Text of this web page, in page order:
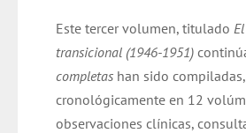
era:
$ 32.000.
es:
$ 31.000.
Este tercer volumen, titulado
transicional (1946-1951)
completas han sido
cronológicamente en 12
observaciones clínicas,